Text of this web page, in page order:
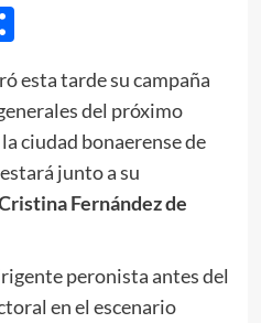
Compartir
esta tarde su campaña
del próximo
ciudad bonaerense de
junto a su
Fernández de
peronista antes del
en el escenario